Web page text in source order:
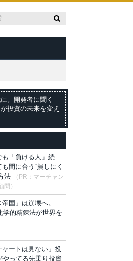
。開発者に聞く
投資の未来を変え
も「負ける人」続
間に合う“損しにく
法
（PR：マーチャン
問）
国」は崩壊へ。
学的精錬法が世界を
ートは見ない」投
やってる先乗り投資